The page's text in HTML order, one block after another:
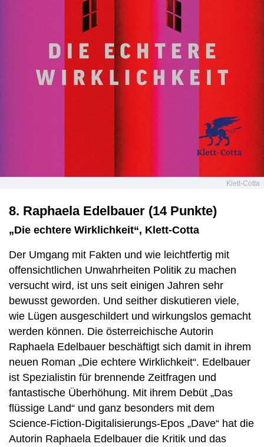
Klett-Cotta
8. Raphaela Edelbauer (14 Punkte)
„Die echtere Wirklichkeit“, Klett-Cotta
Der Umgang mit Fakten und wie leichtfertig mit
offensichtlichen Unwahrheiten Politik zu machen
versucht wird, ist uns seit einigen Jahren sehr
bewusst geworden. Und seither diskutieren viele,
wie Lügen ausgeschildert und wirkungslos gemacht
werden können. Die österreichische Autorin
Raphaela Edelbauer beschäftigt sich damit in ihrem
neuen Roman „Die echtere Wirklichkeit“. Edelbauer
ist Spezialistin für brennende Zeitfragen und
fantastische Überhöhung. Mit ihrem Debüt „Das
flüssige Land“ und ganz besonders mit dem
Science-Fiction-Digitalisierungs-Epos „Dave“ hat die
Autorin Raphaela Edelbauer die Kritik und das